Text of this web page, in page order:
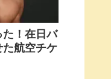
！在日バ
た航空チケ